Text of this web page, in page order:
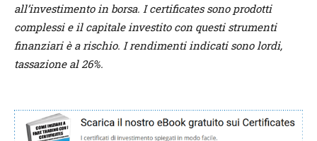
all’investimento in borsa. I certificates sono prodotti
complessi e il capitale investito con questi strumenti
finanziari è a rischio. I rendimenti indicati sono lordi,
tassazione al 26%.